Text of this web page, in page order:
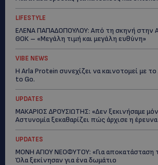
LIFESTYLE
ΕΛΕΝΑ ΠΑΠΑΔΟΠΟΥΛΟΥ: Από τη σκηνή στην
ΘΟΚ – «Μεγάλη τιμή και μεγάλη ευθύνη»
VIBE NEWS
Η Arla Protein συνεχίζει να καινοτομεί με
to Go.
UPDATES
ΜΑΚΑΡΙΟΣ ΔΡΟΥΣΙΩΤΗΣ: «Δεν ξεκινήσαμε
Αστυνομία ξεκαθαρίζει πώς άρχισε η έρευνα
UPDATES
ΜΟΝΗ ΑΓΙΟΥ ΝΕΟΦΥΤΟΥ: «Για αποκατάσταση
Όλα ξεκίνησαν για ένα δωμάτιο